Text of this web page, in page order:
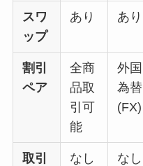
スワ
ップ
あり あり
割引
ペア
全商
品取
引可
能
外国
為替
(FX)
取引
なし なし